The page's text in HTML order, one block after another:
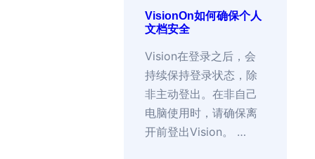
VisionOn如何确保个人
文档安全
Vision在登录之后，会
持续保持登录状态，除
非主动登出。在非自己
电脑使用时，请确保离
开前登出Vision。 …